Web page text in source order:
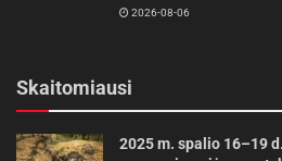
2026-08-06
Skaitomiausi
2025 m. spalio 16–19